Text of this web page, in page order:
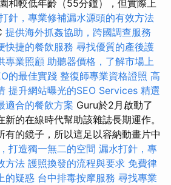
和較低年齡（55分鐘），但實際上
針，專業修補漏水源頭的有效方法
提供海外抓姦協助，跨國調查服務
快捷的餐飲服務 尋找優質的產後護
專業照顧 助聽器價格，了解市場上
的最佳實踐 整復師專業資格證照 高
提升網站曝光的SEO Services 精選
適合的餐飲方案 Guru於2月啟動了
的在線時代幫助該雜誌長期運作。
有的鏡子，所以這足以容納動畫片中
打造獨一無二的空間 漏水打針，專
方法 護照換發的流程與要求 免費律
的疑惑 台中排毒按摩服務 尋找專業